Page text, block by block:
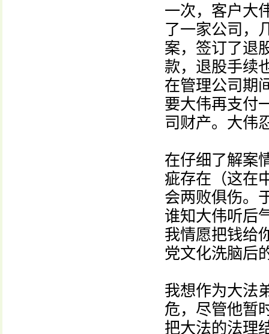
一次，客户大
了一家公司，
案，签订了退
款，退股手续
在管理公司期
要大伟再支付
司财产。大伟
在仔细了解案
疵存在（这在
会两败俱伤。
谁知大伟听后
我情愿把钱给
党文化洗脑后
我想作为大法
危，尽管他暂
把大法的法理